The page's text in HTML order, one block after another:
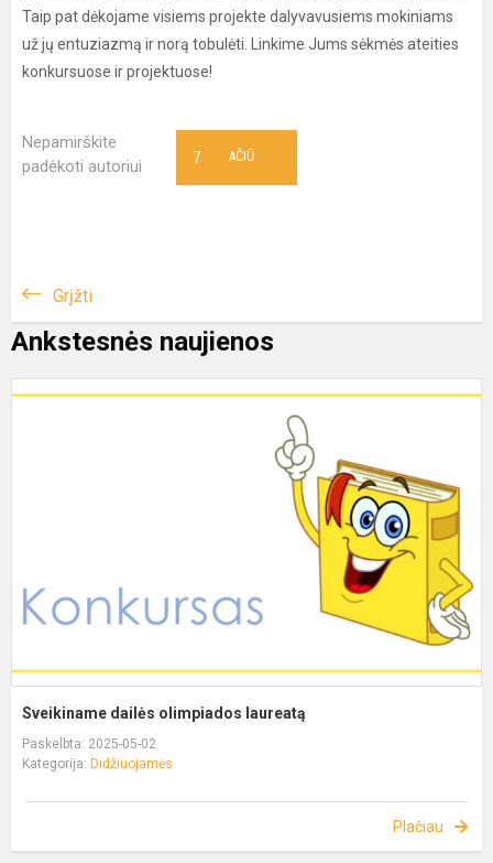
Taip pat dėkojame visiems projekte dalyvavusiems mokiniams
už jų entuziazmą ir norą tobulėti. Linkime Jums sėkmės ateities
konkursuose ir projektuose!
Nepamirškite
padėkoti autoriui
AČIŪ
7
Grįžti
Ankstesnės naujienos
Sveikiname dailės olimpiados laureatą
Paskelbta: 2025-05-02
Kategorija: Didžiuojamės
Plačiau